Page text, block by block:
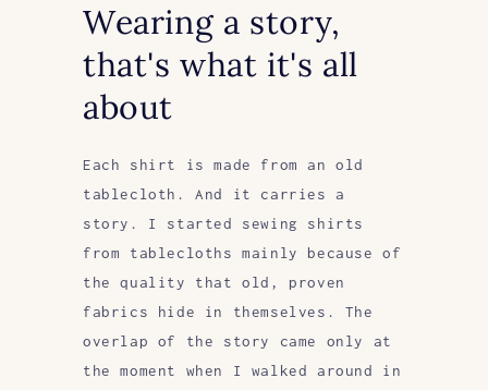
Wearing a story,
that's what it's all
about
Each shirt is made from an old
tablecloth. And it carries a
story. I started sewing shirts
from tablecloths mainly because of
the quality that old, proven
fabrics hide in themselves. The
overlap of the story came only at
the moment when I walked around in